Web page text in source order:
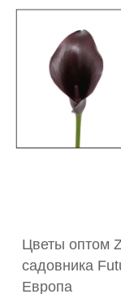
Цветы оптом
садовника
Европа